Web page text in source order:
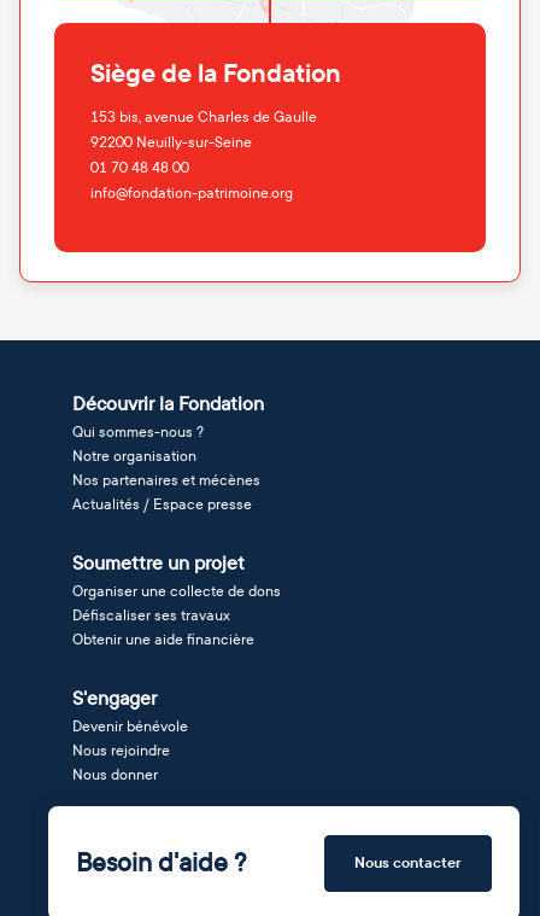
Siège de la Fondation
153 bis, avenue Charles de Gaulle
92200 Neuilly-sur-Seine
01 70 48 48 00
info@fondation-patrimoine.org
Découvrir la Fondation
Qui sommes-nous ?
Notre organisation
Nos partenaires et mécènes
Actualités / Espace presse
Soumettre un projet
Organiser une collecte de dons
Défiscaliser ses travaux
Obtenir une aide financière
S'engager
Devenir bénévole
Nous rejoindre
Nous donner
Besoin d'aide ? Nous contacter